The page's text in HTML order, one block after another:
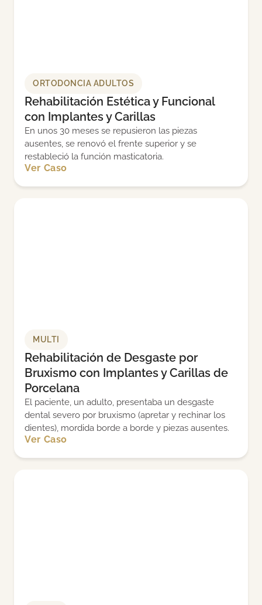
ORTODONCIA ADULTOS
Rehabilitación Estética y Funcional
con Implantes y Carillas
En unos 30 meses se repusieron las piezas
ausentes, se renovó el frente superior y se
restableció la función masticatoria.
Ver Caso
MULTI
Rehabilitación de Desgaste por
Bruxismo con Implantes y Carillas de
Porcelana
El paciente, un adulto, presentaba un desgaste
dental severo por bruxismo (apretar y rechinar los
dientes), mordida borde a borde y piezas ausentes.
Ver Caso